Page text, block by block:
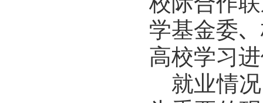
学基金委
高校学习
就业情